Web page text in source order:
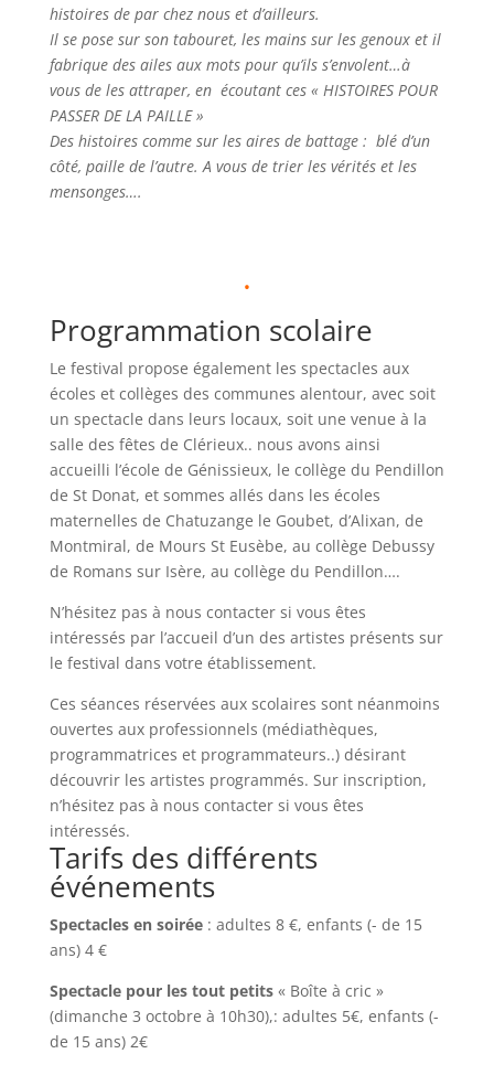
histoires de par chez nous et d’ailleurs.
Il se pose sur son tabouret, les mains sur les genoux et il
fabrique des ailes aux mots pour qu’ils s’envolent…à
vous de les attraper, en écoutant ces « HISTOIRES POUR
PASSER DE LA PAILLE »
Des histoires comme sur les aires de battage : blé d’un
côté, paille de l’autre. A vous de trier les vérités et les
mensonges….
.
Programmation scolaire
Le festival propose également les spectacles aux
écoles et collèges des communes alentour, avec soit
un spectacle dans leurs locaux, soit une venue à la
salle des fêtes de Clérieux.. nous avons ainsi
accueilli l’école de Génissieux, le collège du Pendillon
de St Donat, et sommes allés dans les écoles
maternelles de Chatuzange le Goubet, d’Alixan, de
Montmiral, de Mours St Eusèbe, au collège Debussy
de Romans sur Isère, au collège du Pendillon….
N’hésitez pas à nous contacter si vous êtes
intéressés par l’accueil d’un des artistes présents sur
le festival dans votre établissement.
Ces séances réservées aux scolaires sont néanmoins
ouvertes aux professionnels (médiathèques,
programmatrices et programmateurs..) désirant
découvrir les artistes programmés. Sur inscription,
n’hésitez pas à nous contacter si vous êtes
intéressés.
Tarifs des différents
événements
Spectacles en soirée: adultes 8 €, enfants (- de 15
ans) 4 €
Spectacle pour les tout petits« Boîte à cric »
(dimanche 3 octobre à 10h30),: adultes 5€, enfants (-
de 15 ans) 2€